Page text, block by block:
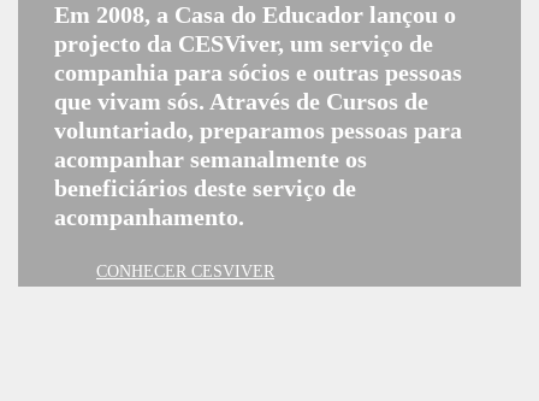
Em 2008, a Casa do Educador lançou o
projecto da CESViver, um serviço de
companhia para sócios e outras pessoas
que vivam sós. Através de Cursos de
voluntariado, preparamos pessoas para
acompanhar semanalmente os
beneficiários deste serviço de
acompanhamento.
CONHECER CESVIVER